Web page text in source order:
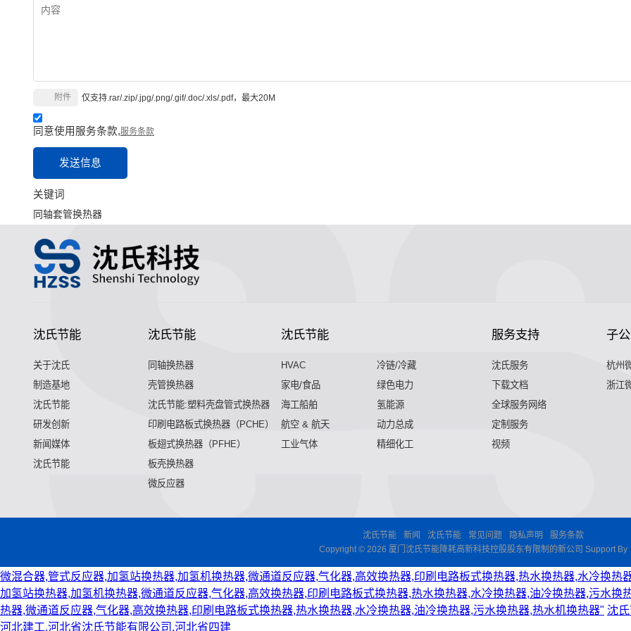
仅支持.rar/.zip/.jpg/.png/.gif/.doc/.xls/.pdf，最大20M
附件
同意使用服务条款,服务条款
发送信息
关键词
同轴套管换热器
沈氏节能
关于沈氏
制造基地
沈氏节能
研发创新
新闻媒体
沈氏节能
沈氏节能
同轴换热器
壳管换热器
沈氏节能:塑料壳盘管式换热器
印刷电路板式换热器（PCHE）
板翅式换热器（PFHE）
板壳换热器
微反应器
沈氏节能
HVAC
冷链/冷藏
家电/食品
绿色电力
海工船舶
氢能源
航空 & 航天
动力总成
工业气体
精细化工
服务支持
沈氏服务
下载文档
全球服务网络
定制服务
视频
子
杭州
浙江
沈氏节能 新闻 沈氏节能 常见问题 隐私声明
服务条款
Copyright © 2026 厦门沈氏节能降耗高新科技控股股东有限制的新公司 Support By
微混合器,管式反应器,加氢站换热器,加氢机换热器,微通道反应器,气化器,高效换热器,印刷电路板式换热器,热水换热器,水冷换热
加氢站换热器,加氢机换热器,微通道反应器,气化器,高效换热器,印刷电路板式换热器,热水换热器,水冷换热器,油冷换热器,污水换
热器,微通道反应器,气化器,高效换热器,印刷电路板式换热器,热水换热器,水冷换热器,油冷换热器,污水换热器,热水机换热器" 沈
河北建工,河北省沈氏节能有限公司,河北省四建